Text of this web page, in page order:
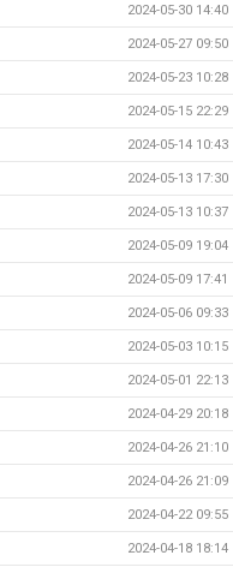
2024-05-30 14:40
2024-05-27 09:50
2024-05-23 10:28
2024-05-15 22:29
2024-05-14 10:43
2024-05-13 17:30
2024-05-13 10:37
2024-05-09 19:04
2024-05-09 17:41
2024-05-06 09:33
2024-05-03 10:15
2024-05-01 22:13
2024-04-29 20:18
2024-04-26 21:10
2024-04-26 21:09
2024-04-22 09:55
2024-04-18 18:14